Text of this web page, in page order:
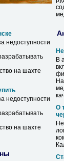
недоступности
на шахте
недоступности
на шахте
В
О